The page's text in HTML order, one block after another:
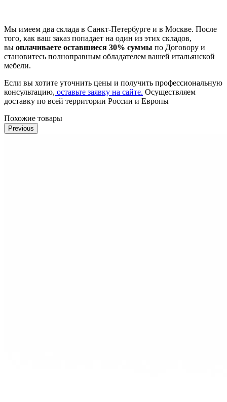
Мы имеем два склада в Санкт-Петербурге и в Москве. После
того, как ваш заказ попадает на один из этих складов,
вы оплачиваете оставшиеся 30% суммы по Договору и
становитесь полноправным обладателем вашей итальянской
мебели.
Если вы хотите уточнить цены и получить профессиональную
консультацию, оставьте заявку на сайте. Осуществляем
доставку по всей территории России и Европы
Похожие товары
Previous